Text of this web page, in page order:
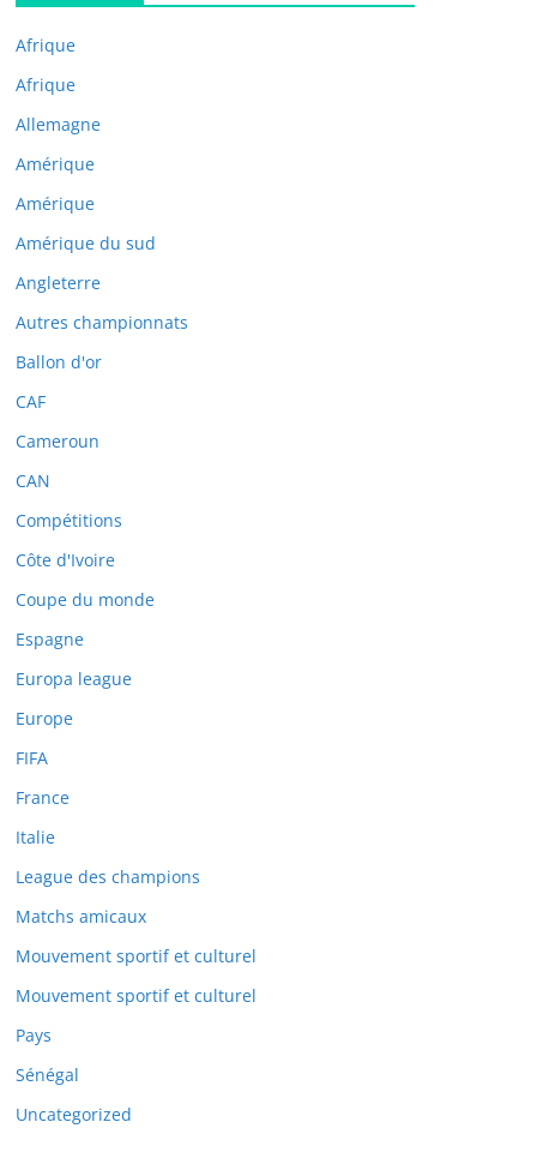
Afrique
Afrique
Allemagne
Amérique
Amérique
Amérique du sud
Angleterre
Autres championnats
Ballon d'or
CAF
Cameroun
CAN
Compétitions
Côte d'Ivoire
Coupe du monde
Espagne
Europa league
Europe
FIFA
France
Italie
League des champions
Matchs amicaux
Mouvement sportif et culturel
Mouvement sportif et culturel
Pays
Sénégal
Uncategorized